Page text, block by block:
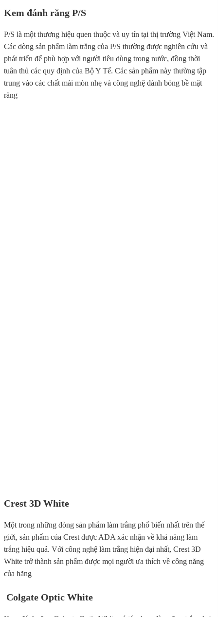
Kem đánh răng P/S
P/S là một thương hiệu quen thuộc và uy tín tại thị trường Việt Nam.
Các dòng sản phẩm làm trắng của P/S thường được nghiên cứu và
phát triển để phù hợp với người tiêu dùng trong nước, đồng thời
tuân thủ các quy định của Bộ Y Tế. Các sản phẩm này thường tập
trung vào các chất mài mòn nhẹ và công nghệ đánh bóng bề mặt
răng
Crest 3D White
Một trong những dòng sản phẩm làm trắng phổ biến nhất trên thế
giới, sản phẩm của Crest được ADA xác nhận về khả năng làm
trắng hiệu quả. Với công nghệ làm trắng hiện đại nhất, Crest 3D
White trở thành sản phẩm được mọi người ưa thích về công năng
của hãng
Colgate Optic White